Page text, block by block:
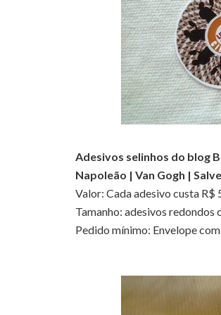
Adesivos selinhos do blog
Napoleão | Van Gogh |
Valor: Cada adesivo custa
Tamanho: adesivos redondos
Pedido mínimo: Envelope